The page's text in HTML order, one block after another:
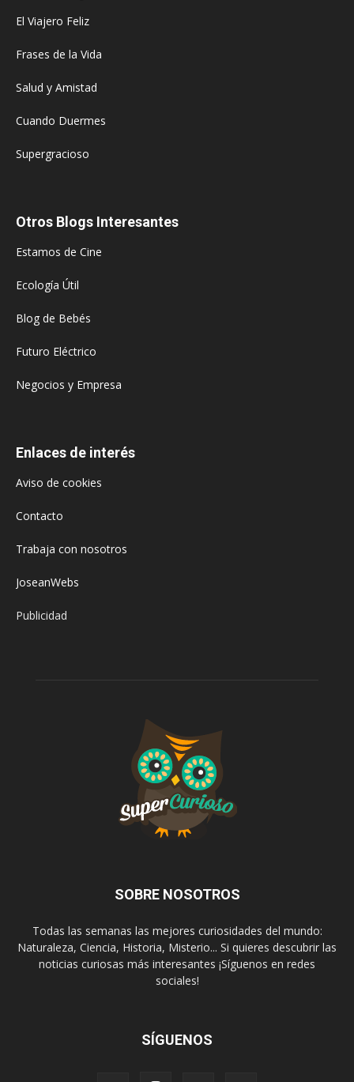
El Viajero Feliz
Frases de la Vida
Salud y Amistad
Cuando Duermes
Supergracioso
Otros Blogs Interesantes
Estamos de Cine
Ecología Útil
Blog de Bebés
Futuro Eléctrico
Negocios y Empresa
Enlaces de interés
Aviso de cookies
Contacto
Trabaja con nosotros
JoseanWebs
Publicidad
SOBRE NOSOTROS
Todas las semanas las mejores curiosidades del mundo:
Naturaleza, Ciencia, Historia, Misterio... Si quieres descubrir las
noticias curiosas más interesantes ¡Síguenos en redes
sociales!
SÍGUENOS